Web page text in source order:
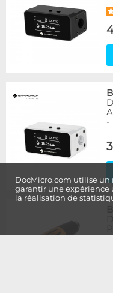
DocMicro.com utilise
garantir une
la réalisation de
-